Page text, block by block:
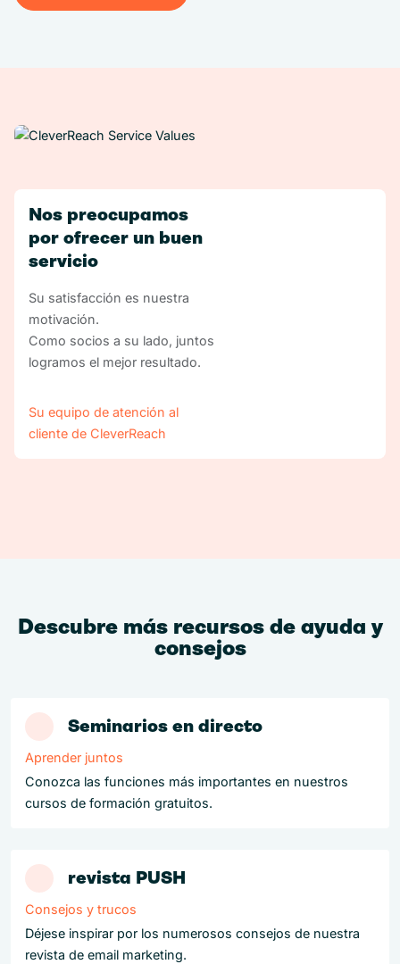
Crear una cuenta ahora
Nos preocupamos
por ofrecer un buen
servicio
Su satisfacción es nuestra
motivación.
Como socios a su lado, juntos
logramos el mejor resultado.
Su equipo de atención al
cliente de CleverReach
Descubre más recursos de ayuda y
consejos
Seminarios en directo
Aprender juntos
Conozca las funciones más importantes en nuestros
cursos de formación gratuitos.
revista PUSH
Consejos y trucos
Déjese inspirar por los numerosos consejos de nuestra
revista de email marketing.